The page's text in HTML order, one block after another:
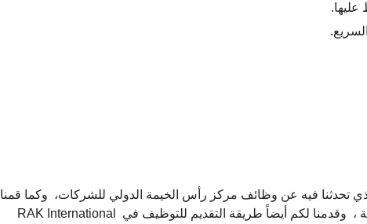
عليها.
تحدثنا فيه عن وظائف مركز رأس الخيمة الدولي للشركات، وكما قمنا
بتزويدكم بتفاصيل الوظائف المتاحة ، وقدمنا لكم أيضاً طريقة التقديم للتوظيف في RAK International